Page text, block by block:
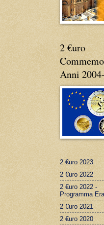
2 €uro
Anni
2 €uro 2023
2 €uro 2022
2 €uro 2022 -
Programma
2 €uro 2021
2 €uro 2020